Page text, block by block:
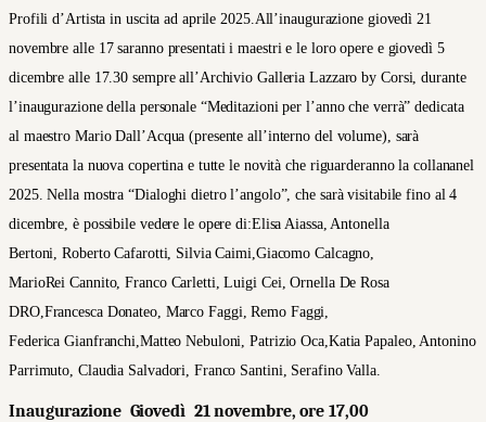
Profili d’Artista in uscita ad aprile 2025.All’inaugurazione giovedì 21
novembre alle 17 saranno presentati i maestri e le loro opere e giovedì 5
dicembre alle 17.30 sempre all’Archivio Galleria Lazzaro by Corsi, durante
l’inaugurazione della personale “Meditazioni per l’anno che verrà” dedicata
al maestro Mario Dall’Acqua (presente all’interno del volume), sarà
presentata la nuova copertina e tutte le novità che riguarderanno la collananel
2025. Nella mostra “Dialoghi dietro l’angolo”, che sarà visitabile fino al 4
dicembre, è possibile vedere le opere di:Elisa Aiassa, Antonella
Bertoni, Roberto Cafarotti, Silvia Caimi,Giacomo Calcagno,
MarioRei Cannito, Franco Carletti, Luigi Cei, Ornella De Rosa
DRO,Francesca Donateo, Marco Faggi, Remo Faggi,
Federica Gianfranchi,Matteo Nebuloni, Patrizio Oca,Katia Papaleo, Antonino
Parrimuto, Claudia Salvadori, Franco Santini, Serafino Valla.
Inaugurazione Giovedì 21 novembre, ore 17,00